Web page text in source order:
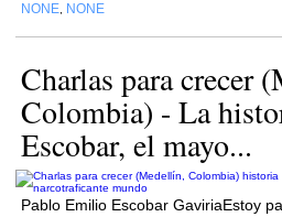
NONE NONE
Charlas para crecer
Colombia) - La
Escobar, el mayo...
Pablo Emilio Escobar GaviriaEstoy